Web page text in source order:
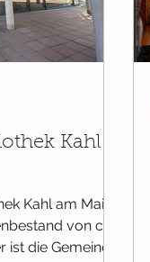
Ab 12
Kahl
Kahl am Main
von ca.
ist die Gemeinde